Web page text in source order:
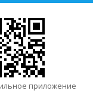
приложение